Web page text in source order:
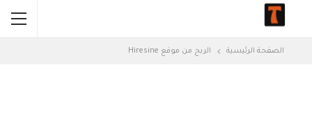
الصفحة الرئيسية الربح من موقع Hiresine